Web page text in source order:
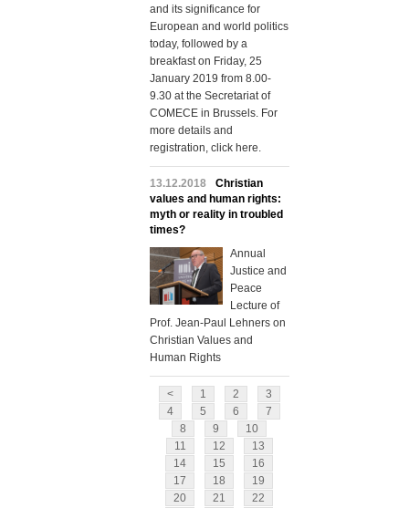
and its significance for
European and world politics
today, followed by a
breakfast on Friday, 25
January 2019 from 8.00-
9.30 at the Secretariat of
COMECE in Brussels. For
more details and
registration, click here.
13.12.2018
Christian
values and human rights:
myth or reality in troubled
times?
Annual
Justice and
Peace
Lecture of
Prof. Jean-Paul Lehners on
Christian Values and
Human Rights
< 1 2
3
4
5 6
7
8
9
10
11
12
13
14
15
16
17
18
19
20
21
22